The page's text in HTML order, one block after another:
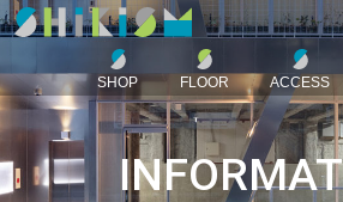
SHOP FLOOR ACCESS